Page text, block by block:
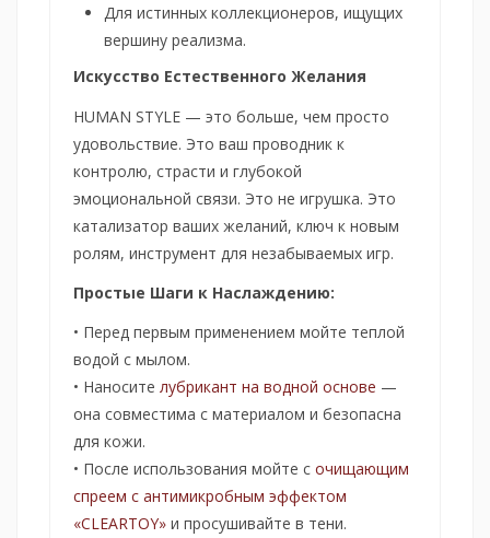
Для истинных коллекционеров, ищущих
вершину реализма.
Искусство Естественного Желания
HUMAN STYLE — это больше, чем просто
удовольствие. Это ваш проводник к
контролю, страсти и глубокой
эмоциональной связи. Это не игрушка. Это
катализатор ваших желаний, ключ к новым
ролям, инструмент для незабываемых игр.
Простые Шаги к Наслаждению:
• Перед первым применением мойте теплой
водой с мылом.
• Наносите лубрикант на водной основе —
она совместима с материалом и безопасна
для кожи.
• После использования мойте с очищающим
спреем с антимикробным эффектом
«CLEARTOY» и просушивайте в тени.